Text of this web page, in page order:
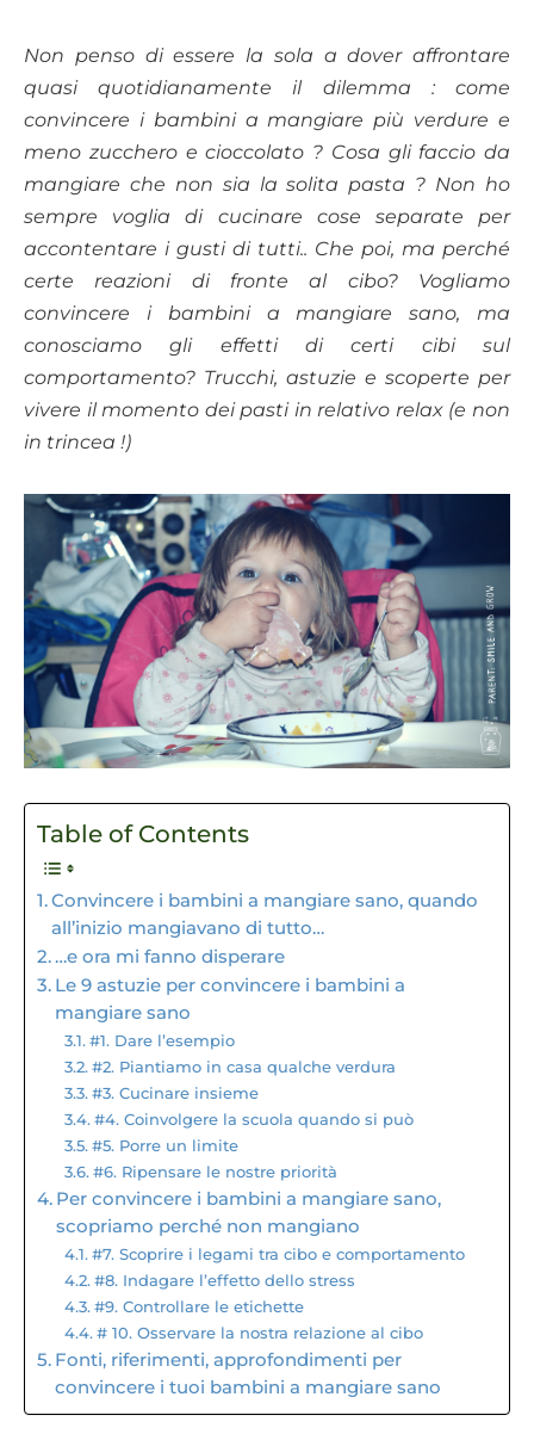
Non penso di essere la sola a dover affrontare
quasi quotidianamente il dilemma : come
convincere i bambini a mangiare più verdure e
meno zucchero e cioccolato ? Cosa gli faccio da
mangiare che non sia la solita pasta ? Non ho
sempre voglia di cucinare cose separate per
accontentare i gusti di tutti.. Che poi, ma perché
certe reazioni di fronte al cibo? Vogliamo
convincere i bambini a mangiare sano, ma
conosciamo gli effetti di certi cibi sul
comportamento? Trucchi, astuzie e scoperte per
vivere il momento dei pasti in relativo relax (e non
in trincea !)
Table of Contents
Convincere i bambini a mangiare sano, quando
all’inizio mangiavano di tutto…
…e ora mi fanno disperare
Le 9 astuzie per convincere i bambini a
mangiare sano
#1. Dare l’esempio
#2. Piantiamo in casa qualche verdura
#3. Cucinare insieme
#4. Coinvolgere la scuola quando si può
#5. Porre un limite
#6. Ripensare le nostre priorità
Per convincere i bambini a mangiare sano,
scopriamo perché non mangiano
#7. Scoprire i legami tra cibo e comportamento
#8. Indagare l’effetto dello stress
#9. Controllare le etichette
# 10. Osservare la nostra relazione al cibo
Fonti, riferimenti, approfondimenti per
convincere i tuoi bambini a mangiare sano